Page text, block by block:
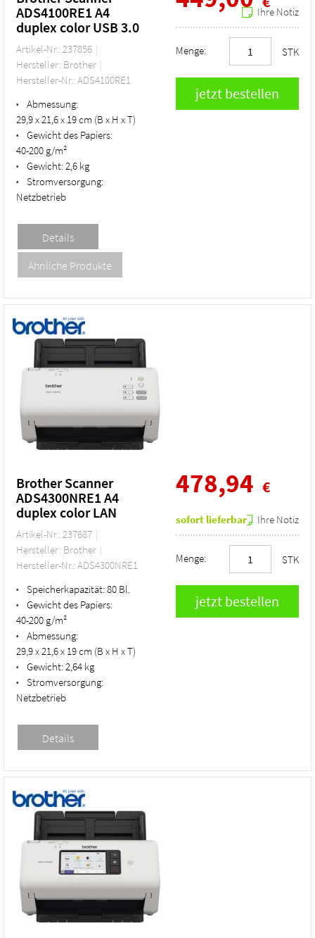
ADS4100RE1 A4
duplex color USB 3.0
Artikel-Nr.: 237856
Hersteller: Brother
Hersteller-Nr.: ADS4100RE1
•
Abmessung:
29,9 x 21,6 x 19 cm (B x H x T)
•
Gewicht des Papiers:
40-200 g/m²
• Gewicht:2,6 kg
•
Stromversorgung:
Netzbetrieb
Ihre Notiz
Menge: STK
Brother Scanner
ADS4300NRE1 A4
duplex color LAN
Artikel-Nr.: 237687
Hersteller: Brother
Hersteller-Nr.: ADS4300NRE1
• Speicherkapazität:80 Bl.
•
Gewicht des Papiers:
40-200 g/m²
•
Abmessung:
29,9 x 21,6 x 19 cm (B x H x T)
• Gewicht:2,64 kg
•
Stromversorgung:
Netzbetrieb
478,94 €
sofort lieferbar Ihre Notiz
Menge: STK